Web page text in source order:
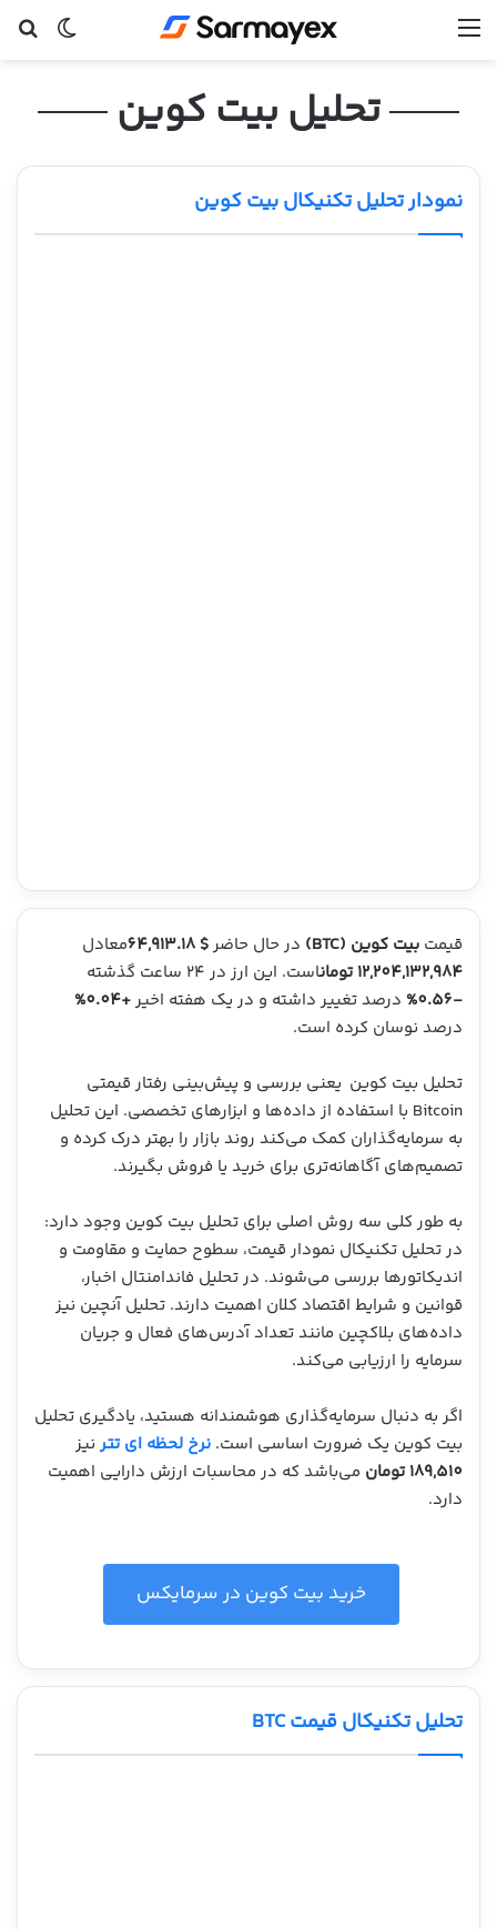
تحلیل بیت کوین
نمودار تحلیل تکنیکال بیت کوین
قیمت بیت کوین (BTC) در حال حاضر$ 64,913.18
معادل
12,204,132,984 تومان
است. این ارز در ۲۴ ساعت گذشته
-0.56%
درصد تغییر داشته و در یک هفته اخیر+0.04%
درصد نوسان کرده است.
تحلیل بیت کوین یعنی بررسی و پیش‌بینی رفتار قیمتی
Bitcoin با استفاده از داده‌ها و ابزارهای تخصصی. این تحلیل
به سرمایه‌گذاران کمک می‌کند روند بازار را بهتر درک کرده و
تصمیم‌های آگاهانه‌تری برای خرید یا فروش بگیرند.
به طور کلی سه روش اصلی برای تحلیل بیت کوین وجود دارد:
در تحلیل تکنیکال نمودار قیمت، سطوح حمایت و مقاومت و
اندیکاتورها بررسی می‌شوند. در تحلیل فاندامنتال اخبار،
قوانین و شرایط اقتصاد کلان اهمیت دارند. تحلیل آنچین نیز
داده‌های بلاکچین مانند تعداد آدرس‌های فعال و جریان
سرمایه را ارزیابی می‌کند.
اگر به دنبال سرمایه‌گذاری هوشمندانه هستید، یادگیری تحلیل
بیت کوین یک ضرورت اساسی است. نرخ لحظه‌ ای تترنیز
189,510 تومان
می‌باشد که در محاسبات ارزش دارایی اهمیت
دارد.
خرید بیت کوین در سرمایکس
تحلیل تکنیکال قیمت BTC